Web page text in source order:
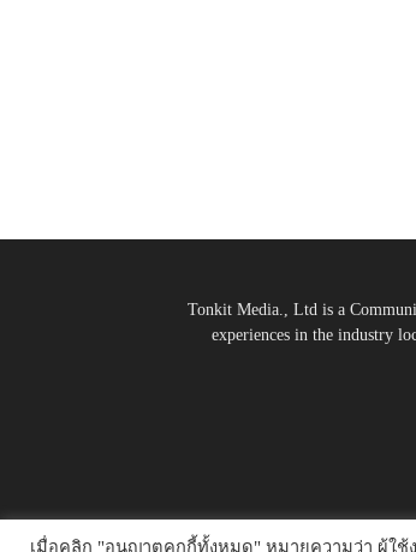
Tonkit Media., Ltd is a
experiences in the industry
เมื่อคลิก "อนุญาตคุกกี้ทั้งหมด" หมายความว่า ผู้ใช้